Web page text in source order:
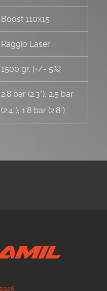
Boost 110x15
Raggio Laser
1500 gr. [+/- 5%]
2.8 bar (2.3”), 2.5 bar
(2.4”), 1.8 bar (2.8”)